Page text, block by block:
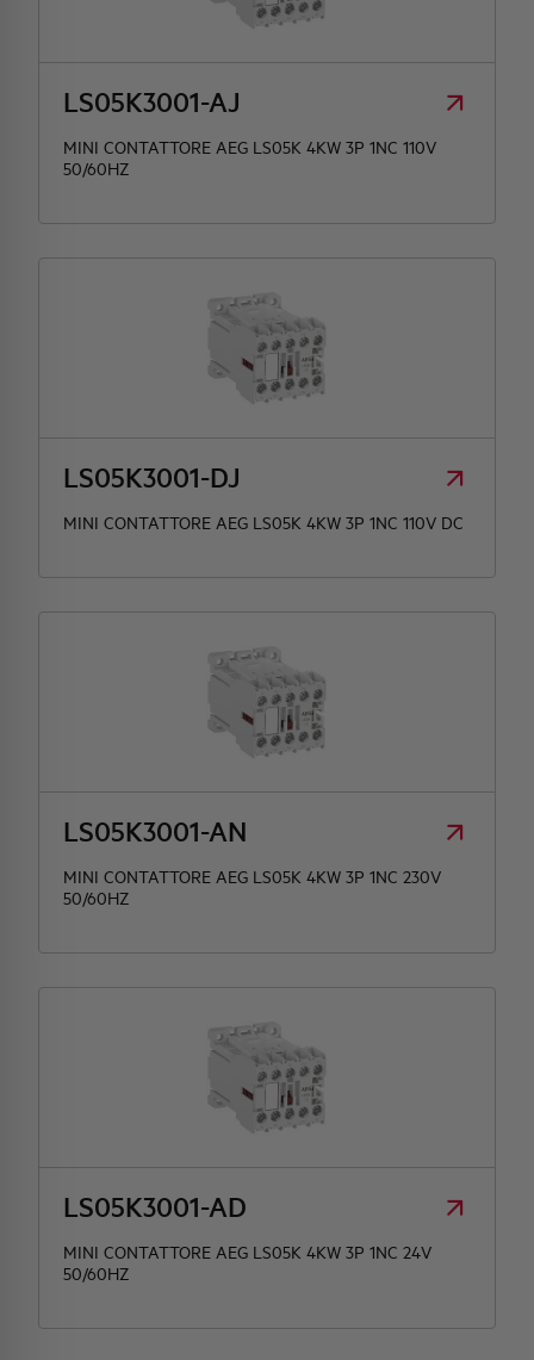
LS05K3001-AJ
MINI CONTATTORE AEG LS05K 4KW 3P 1NC 110V
50/60HZ
LS05K3001-DJ
MINI CONTATTORE AEG LS05K 4KW 3P 1NC 110V DC
LS05K3001-AN
MINI CONTATTORE AEG LS05K 4KW 3P 1NC 230V
50/60HZ
LS05K3001-AD
MINI CONTATTORE AEG LS05K 4KW 3P 1NC 24V
50/60HZ
HQ & TEAM